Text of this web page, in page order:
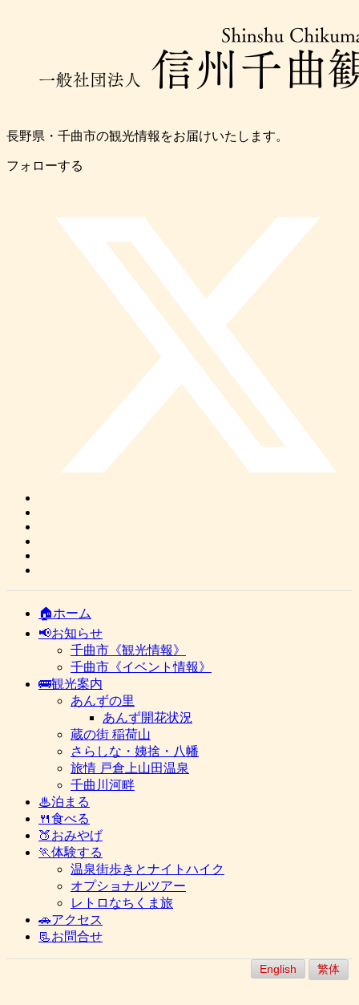
長野県・千曲市の観光情報をお届けいたします。
フォローする
🏠ホーム
📢お知らせ
千曲市《観光情報》
千曲市《イベント情報》
🚌観光案内
あんずの里
あんず開花状況
蔵の街 稲荷山
さらしな・姨捨・八幡
旅情 戸倉上山田温泉
千曲川河畔
♨泊まる
🍴食べる
🍑おみやげ
🏃体験する
温泉街歩きとナイトハイク
オプショナルツアー
レトロなちくま旅
🚗アクセス
📃お問合せ
English 繁体